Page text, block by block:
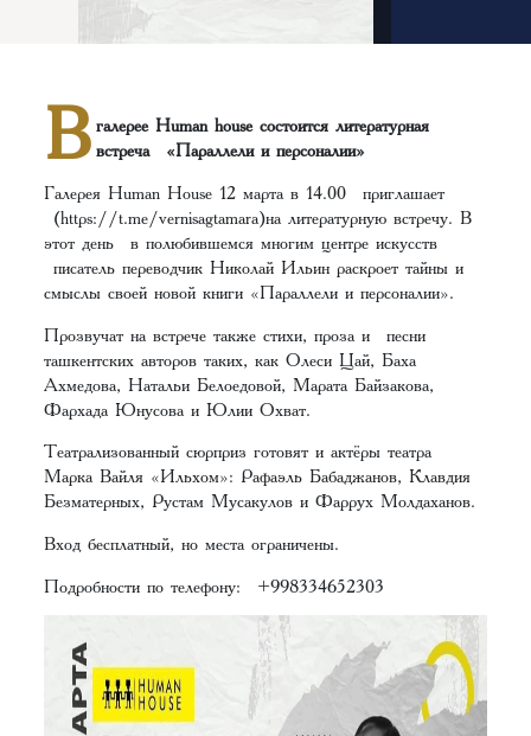
В галерее Human house состоится литературная
встреча «Параллели и персоналии»
Галерея Human House 12 марта в 14.00 приглашает
(https://t.me/vernisagtamara)на литературную встречу. В
этот день в полюбившемся многим центре искусств
писатель переводчик Николай Ильин раскроет тайны и
смыслы своей новой книги «Параллели и персоналии».
Прозвучат на встрече также стихи, проза и песни
ташкентских авторов таких, как Олеси Цай, Баха
Ахмедова, Натальи Белоедовой, Марата Байзакова,
Фархада Юнусова и Юлии Охват.
Театрализованный сюрприз готовят и актёры театра
Марка Вайля «Ильхом»: Рафаэль Бабаджанов, Клавдия
Безматерных, Рустам Мусакулов и Фаррух Молдаханов.
Вход бесплатный, но места ограничены.
Подробности по телефону: +998334652303